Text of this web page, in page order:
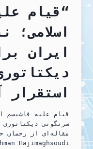
“قیام
اسلامی؛
ایران
استقرار
قیام علیه فاشیسم
سرنگونی
مقاله‌ای از رحمان
Hajimaghsoudi